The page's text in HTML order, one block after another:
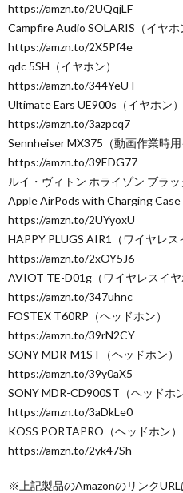
https://amzn.to/2UQqjLF
Campfire Audio SOLARIS（イヤホ
https://amzn.to/2X5Pf4e
qdc 5SH（イヤホン）
https://amzn.to/344YeUT
Ultimate Ears UE900s（イヤホン）
https://amzn.to/3azpcq7
Sennheiser MX375（動画作業時用
https://amzn.to/39EDG77
ルイ・ヴィトン ホライゾン ブラ
Apple AirPods with Charging Case
https://amzn.to/2UYyoxU
HAPPY PLUGS AIR1（ワイヤレス
https://amzn.to/2xOY5J6
AVIOT TE-D01g（ワイヤレスイヤ
https://amzn.to/347uhnc
FOSTEX T60RP（ヘッドホン）
https://amzn.to/39rN2CY
SONY MDR-M1ST（ヘッドホン）
https://amzn.to/39y0aX5
SONY MDR-CD900ST（ヘッドホン
https://amzn.to/3aDkLe0
KOSS PORTAPRO（ヘッドホン）
https://amzn.to/2yk47Sh
※上記製品のAmazonのリンク